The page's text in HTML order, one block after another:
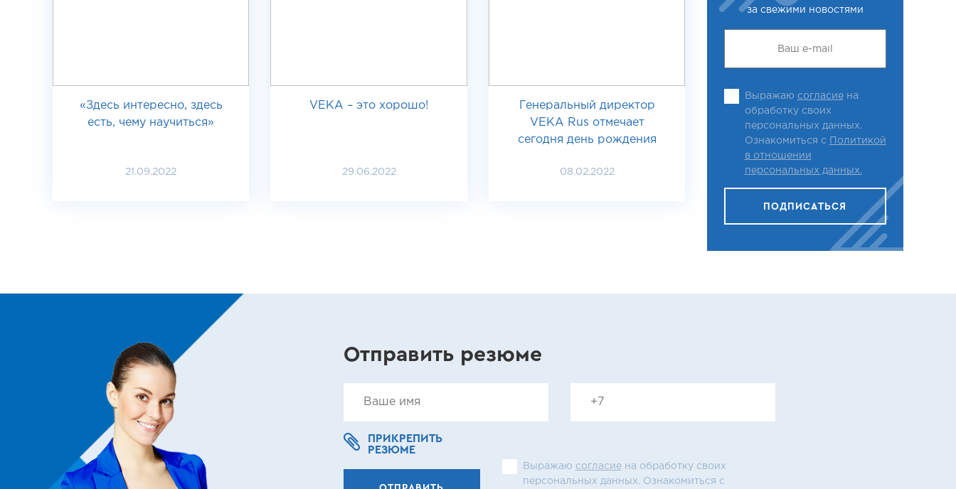
«Здесь интересно, здесь
есть, чему научиться»
21.09.2022
VEKA – это хорошо!
29.06.2022
Генеральный директор
VEKA Rus отмечает
сегодня день рождения
08.02.2022
за свежими новостями
Выражаю согласиена
обработку своих
персональных данных.
Ознакомиться с
Политикой
в отношении
персональных данных.
ПОДПИСАТЬСЯ
Отправить резюме
ПРИКРЕПИТЬ
РЕЗЮМЕ
Выражаю согласиена обработку своих
персональных данных. Ознакомиться с